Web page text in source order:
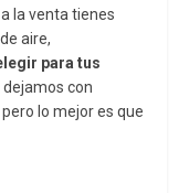
la venta tienes
aire,
para tus
con
lo mejor es que